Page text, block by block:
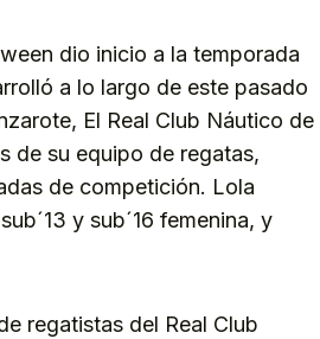
dio inicio a la temporada
a lo largo de este pasado
El Real Club Náutico de
de su equipo de regatas,
de competición. Lola
y sub´16 femenina, y
regatistas del Real Club